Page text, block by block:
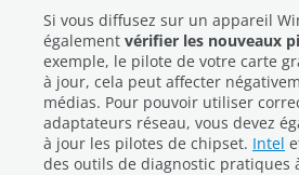
Si vous diffusez sur un appareil
également vérifier les nouveaux
exemple, le pilote de votre carte
à jour, cela peut affecter
médias. Pour pouvoir utiliser
adaptateurs réseau, vous devez
à jour les pilotes de chipset. Intel
des outils de diagnostic pratiques